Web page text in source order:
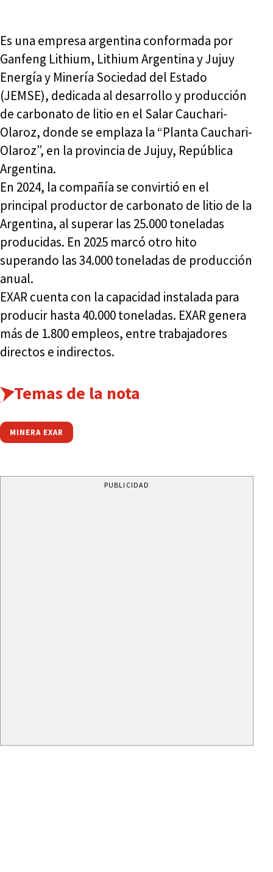
Es una empresa argentina conformada por
Ganfeng Lithium, Lithium Argentina y Jujuy
Energía y Minería Sociedad del Estado
(JEMSE), dedicada al desarrollo y producción
de carbonato de litio en el Salar Cauchari-
Olaroz, donde se emplaza la “Planta Cauchari-
Olaroz”, en la provincia de Jujuy, República
Argentina.
En 2024, la compañía se convirtió en el
principal productor de carbonato de litio de la
Argentina, al superar las 25.000 toneladas
producidas. En 2025 marcó otro hito
superando las 34.000 toneladas de producción
anual.
EXAR cuenta con la capacidad instalada para
producir hasta 40.000 toneladas. EXAR genera
más de 1.800 empleos, entre trabajadores
directos e indirectos.
Temas de la nota
MINERA EXAR
PUBLICIDAD